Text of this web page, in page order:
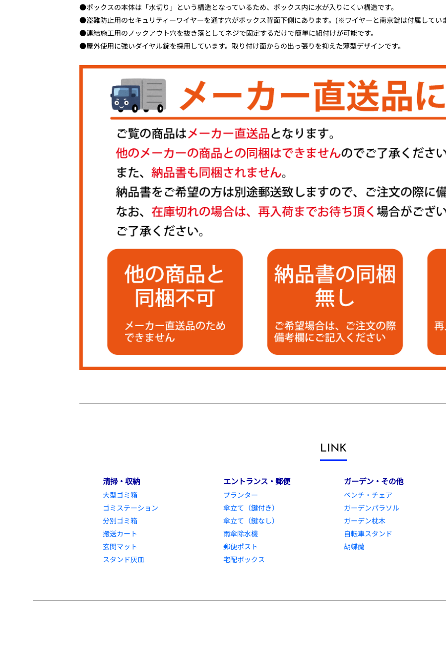
●ボックスの本体は「水切り」という構造となっているため、ボックス内に水が入りにくい構造です。
●盗難防止用のセキュリティーワイヤーを通す穴がボックス背面下側にあります。(※ワイヤーと南京錠は付属してい
●連結施工用のノックアウト穴を抜き落としてネジで固定するだけで簡単に組付けが可能です。
●屋外使用に強いダイヤル錠を採用しています。取り付け面からの出っ張りを抑えた薄型デザインです。
LINK
清掃・収納
大型ゴミ箱
ゴミステーション
分別ゴミ箱
搬送カート
玄関マット
スタンド灰皿
エントランス・郵便
プランター
傘立て（鍵付き）
傘立て（鍵なし）
雨傘除水機
郵便ポスト
宅配ボックス
ガーデン・その他
ベンチ・チェア
ガーデンパラソル
ガーデン枕木
自転車スタンド
胡蝶蘭